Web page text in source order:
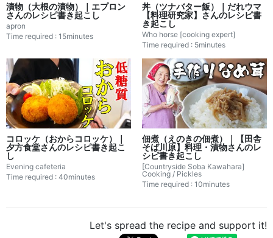
漬物（大根の漬物）｜エプロン
さんのレシピ書き起こし
apron
Time required : 15minutes
丼（ツナバター飯）｜だれウマ
【料理研究家】さんのレシピ書
き起こし
Who horse [cooking expert]
Time required : 5minutes
コロッケ（おからコロッケ）｜
夕方食堂さんのレシピ書き起こ
し
Evening cafeteria
Time required : 40minutes
佃煮（えのきの佃煮）｜【田舎
そば川原】料理・漬物さんのレ
シピ書き起こし
[Countryside Soba Kawahara]
Cooking / Pickles
Time required : 10minutes
Let's spread the recipe and support it!